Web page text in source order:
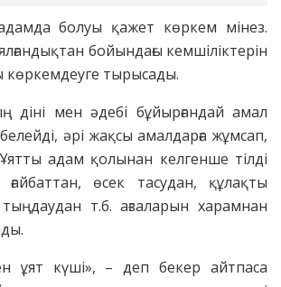
болуы қажет көркем мінез.
бойындағы кемшіліктерін
көркемдеуге тырысады.
діні мен әдебі бұйырғандай амал
әрі жақсы амалдарға жұмсап,
адам қолынан келгенше тілді
ғайбаттан, өсек тасудан, құлақты
т.б. ағзаларын харамнан
ұят күші», – деп бекер айтпаса